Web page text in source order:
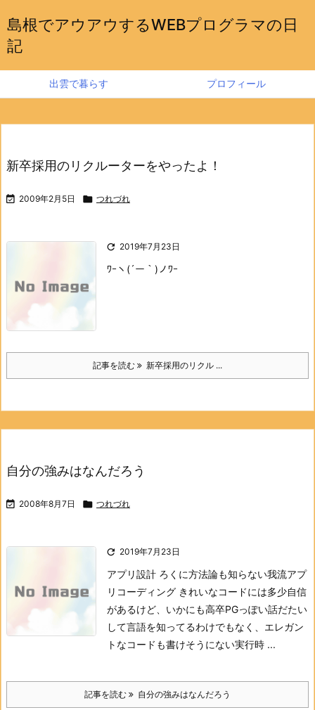
島根でアウアウするWEBプログラマの日
記
出雲で暮らす プロフィール
新卒採用のリクルーターをやったよ！
 2009年2月5日  つれづれ
 2019年7月23日
ﾜｰヽ(´ー｀)ノﾜｰ
記事を読む 新卒採用のリクル ...
自分の強みはなんだろう
 2008年8月7日  つれづれ
 2019年7月23日
アプリ設計 ろくに方法論も知らない我流アプ
リコーディング きれいなコードには多少自信
があるけど、いかにも高卒PGっぽい話だたい
して言語を知ってるわけでもなく、エレガン
トなコードも書けそうにない実行時 ...
記事を読む 自分の強みはなんだろう